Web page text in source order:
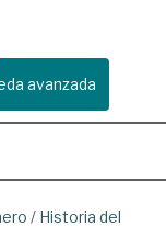
avanzada
/ Historia del